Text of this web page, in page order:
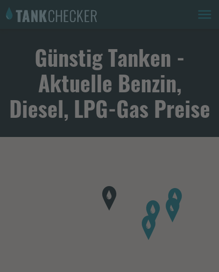
Günstig Tanken -
Aktuelle Benzin,
Diesel, LPG-Gas Preise